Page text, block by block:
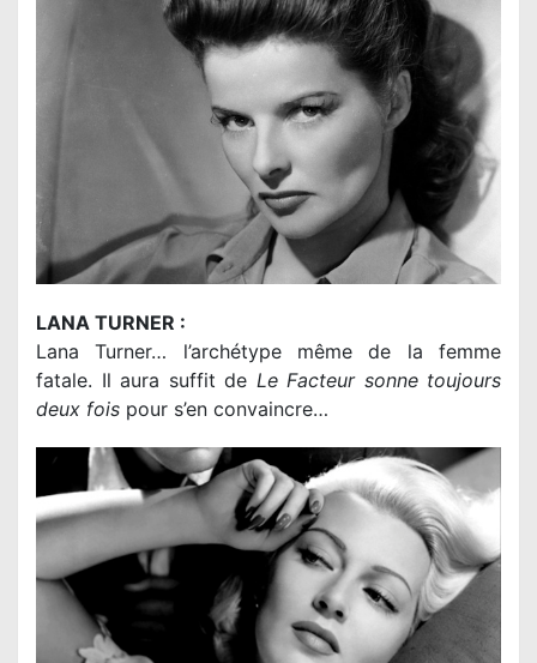
LANA TURNER :
Lana Turner… l’archétype même de la femme
fatale. Il aura suffit de Le Facteur sonne toujours
deux fois pour s’en convaincre…